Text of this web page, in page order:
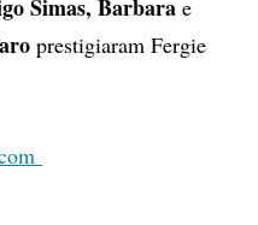
Simas, Barbara e
prestigiaram Fergie